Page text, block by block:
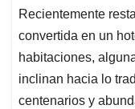
Recientemente
convertida en un
habitaciones,
inclinan hacia lo
centenarios y